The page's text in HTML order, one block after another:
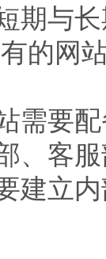
期与
的网
要配
、客
建立